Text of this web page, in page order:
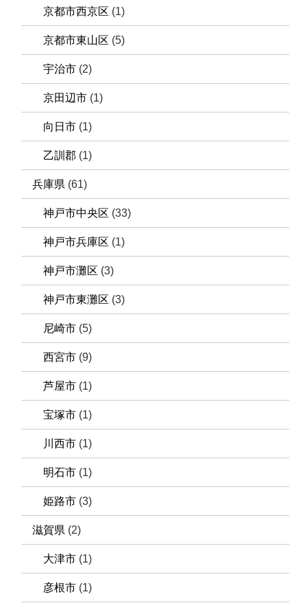
京都市西京区 (1)
京都市東山区 (5)
宇治市 (2)
京田辺市 (1)
向日市 (1)
乙訓郡 (1)
兵庫県 (61)
神戸市中央区 (33)
神戸市兵庫区 (1)
神戸市灘区 (3)
神戸市東灘区 (3)
尼崎市 (5)
西宮市 (9)
芦屋市 (1)
宝塚市 (1)
川西市 (1)
明石市 (1)
姫路市 (3)
滋賀県 (2)
大津市 (1)
彦根市 (1)